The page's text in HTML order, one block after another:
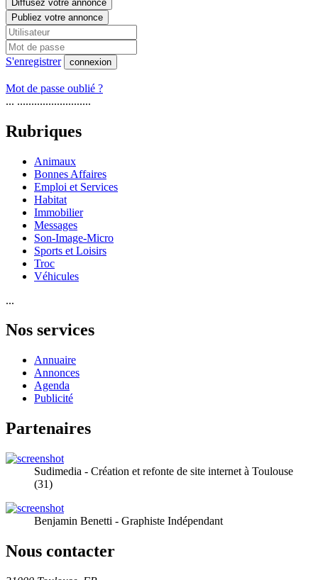
Diffusez votre annonce
Publiez votre annonce
S'enregistrer connexion
Mot de passe oublié ?
... ..........................
Rubriques
Animaux
Bonnes Affaires
Emploi et Services
Habitat
Immobilier
Messages
Son-Image-Micro
Sports et Loisirs
Troc
Véhicules
...
Nos services
Annuaire
Annonces
Agenda
Publicité
Partenaires
Sudimedia - Création et refonte de site internet à Toulouse
(31)
Benjamin Benetti - Graphiste Indépendant
Nous contacter